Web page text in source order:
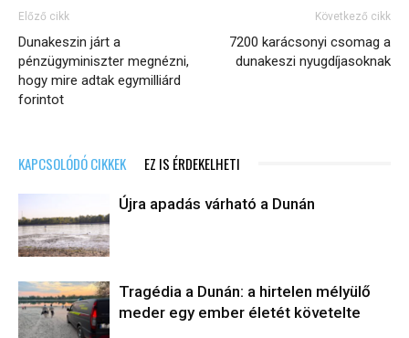
Előző cikk
Dunakeszin járt a
pénzügyminiszter megnézni,
hogy mire adtak egymilliárd
forintot
Következő cikk
7200 karácsonyi csomag a
dunakeszi nyugdíjasoknak
KAPCSOLÓDÓ CIKKEK EZ IS ÉRDEKELHETI
Újra apadás várható a Dunán
Tragédia a Dunán: a hirtelen mélyülő
meder egy ember életét követelte